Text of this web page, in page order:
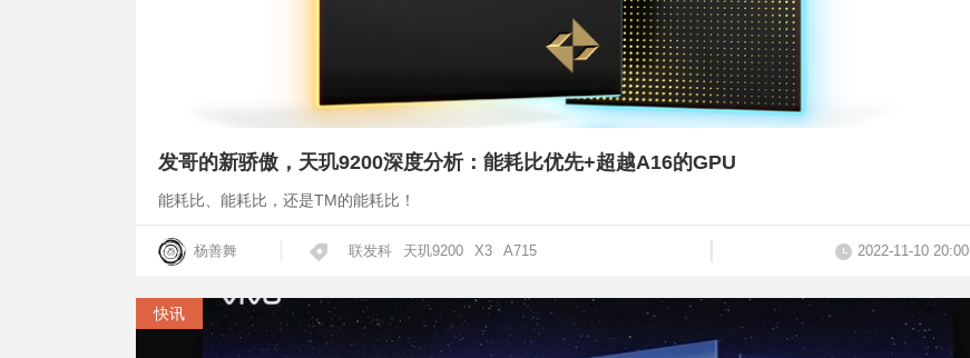
发哥的新骄傲，天玑9200深度分析：能耗比优先+超越A16的GPU
能耗比、能耗比，还是TM的能耗比！
杨善舞 联发科 天玑9200 X3 A715 2022-11-10 20:00
快讯